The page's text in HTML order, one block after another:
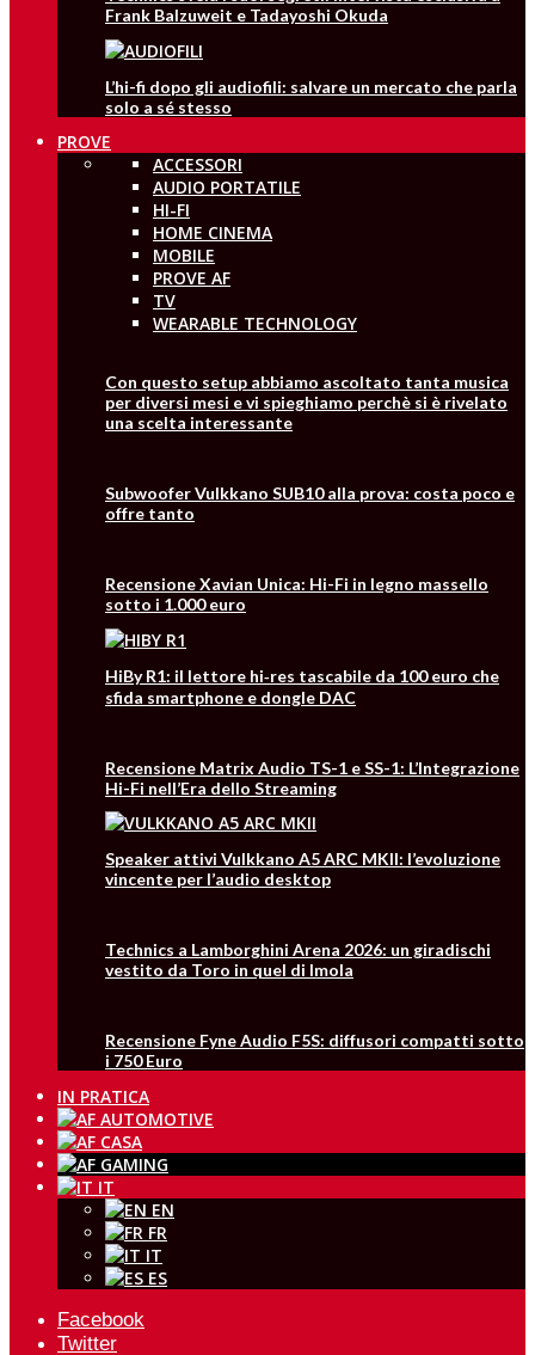
Frank Balzuweit e Tadayoshi Okuda
L’hi-fi dopo gli audiofili: salvare un mercato che parla
solo a sé stesso
PROVE
ACCESSORI
AUDIO PORTATILE
HI-FI
HOME CINEMA
MOBILE
PROVE AF
TV
WEARABLE TECHNOLOGY
Con questo setup abbiamo ascoltato tanta musica
per diversi mesi e vi spieghiamo perchè si è rivelato
una scelta interessante
Subwoofer Vulkkano SUB10 alla prova: costa poco e
offre tanto
Recensione Xavian Unica: Hi-Fi in legno massello
sotto i 1.000 euro
HiBy R1: il lettore hi‑res tascabile da 100 euro che
sfida smartphone e dongle DAC
Recensione Matrix Audio TS-1 e SS-1: L’Integrazione
Hi-Fi nell’Era dello Streaming
Speaker attivi Vulkkano A5 ARC MKII: l’evoluzione
vincente per l’audio desktop
Technics a Lamborghini Arena 2026: un giradischi
vestito da Toro in quel di Imola
Recensione Fyne Audio F5S: diffusori compatti sotto
i 750 Euro
IN PRATICA
IT
EN
FR
IT
ES
Facebook
Twitter